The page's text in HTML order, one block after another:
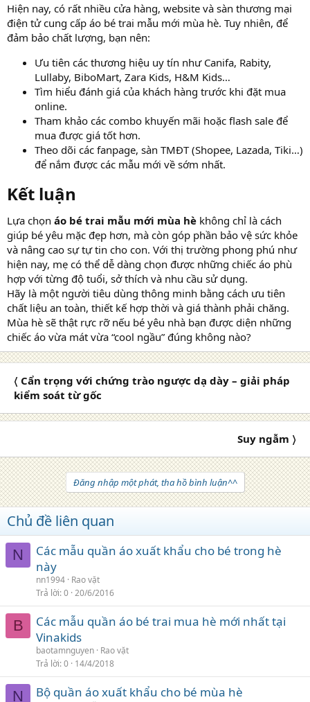
Hiện nay, có rất nhiều cửa hàng, website và sàn thương mại
điện tử cung cấp áo bé trai mẫu mới mùa hè. Tuy nhiên, để
đảm bảo chất lượng, bạn nên:
Ưu tiên các thương hiệu uy tín như Canifa, Rabity,
Lullaby, BiboMart, Zara Kids, H&M Kids…
Tìm hiểu đánh giá của khách hàng trước khi đặt mua
online.
Tham khảo các combo khuyến mãi hoặc flash sale để
mua được giá tốt hơn.
Theo dõi các fanpage, sàn TMĐT (Shopee, Lazada, Tiki…)
để nắm được các mẫu mới về sớm nhất.
Kết luận
Lựa chọn áo bé trai mẫu mới mùa hè không chỉ là cách
giúp bé yêu mặc đẹp hơn, mà còn góp phần bảo vệ sức khỏe
và nâng cao sự tự tin cho con. Với thị trường phong phú như
hiện nay, mẹ có thể dễ dàng chọn được những chiếc áo phù
hợp với từng độ tuổi, sở thích và nhu cầu sử dụng.
Hãy là một người tiêu dùng thông minh bằng cách ưu tiên
chất liệu an toàn, thiết kế hợp thời và giá thành phải chăng.
Mùa hè sẽ thật rực rỡ nếu bé yêu nhà bạn được diện những
chiếc áo vừa mát vừa “cool ngầu” đúng không nào?
〈 Cẩn trọng với chứng trào ngược dạ dày – giải pháp
kiểm soát từ gốc
Suy ngẫm 〉
Đăng nhập một phát, tha hồ bình luận^^
Chủ đề liên quan
N
Các mẫu quần áo xuất khẩu cho bé trong hè
này
nn1994 Rao vặt
Trả lời 0 20/6/2016
B
Các mẫu quần áo bé trai mua hè mới nhất tại
Vinakids
baotamnguyen Rao vặt
Trả lời 0 14/4/2018
N Bộ quần áo xuất khẩu cho bé mùa hè